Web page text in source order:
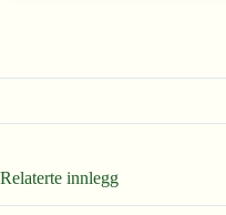
Relaterte innlegg